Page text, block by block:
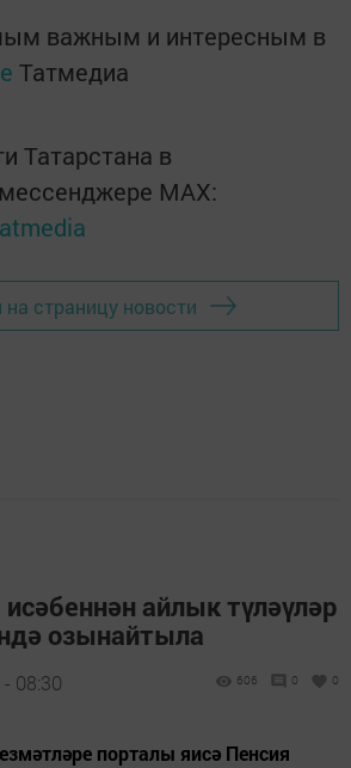
важным и интересным в
Татмедиа
Татарстана в
MАХ:
на страницу новости
айлык түләүләр
озынайтыла
08:30 606 0 0
порталы яисә Пенсия